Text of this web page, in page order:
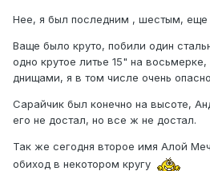
Нее, я был последним , шестым,
Ваще было круто, побили один
одно крутое литье 15" на
днищами, я в том числе очень
Сарайчик был конечно на высоте,
его не достал, но все ж не достал.
Так же сегодня второе имя Алой
обиход в некотором кругу